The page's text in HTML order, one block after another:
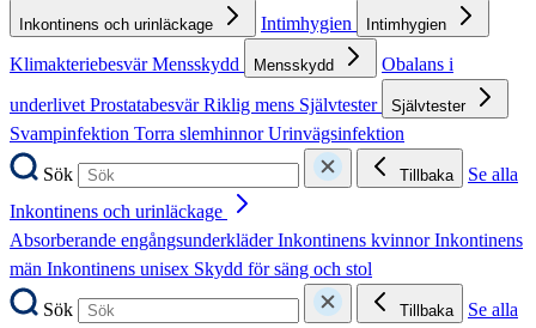
Inkontinens och urinläckage Intimhygien Intimhygien
KlimakteriebesvärMensskydd Mensskydd
Obalans i
underlivetProstatabesvärRiklig mens Självtester Självtester
Svampinfektion Torra slemhinnorUrinvägsinfektion
Sök
Tillbaka
Se alla
Inkontinens och urinläckage
Absorberande engångsunderkläderInkontinens kvinnorInkontinens
män Inkontinens unisex Skydd för säng och stol
Sök
Tillbaka
Se alla